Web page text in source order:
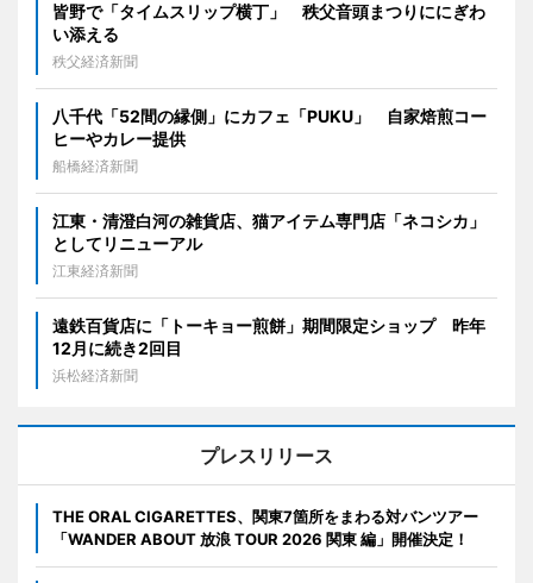
皆野で「タイムスリップ横丁」 秩父音頭まつりににぎわ
い添える
秩父経済新聞
八千代「52間の縁側」にカフェ「PUKU」 自家焙煎コー
ヒーやカレー提供
船橋経済新聞
江東・清澄白河の雑貨店、猫アイテム専門店「ネコシカ」
としてリニューアル
江東経済新聞
遠鉄百貨店に「トーキョー煎餅」期間限定ショップ 昨年
12月に続き2回目
浜松経済新聞
プレスリリース
THE ORAL CIGARETTES、関東7箇所をまわる対バンツアー
「WANDER ABOUT 放浪 TOUR 2026 関東 編」開催決定！